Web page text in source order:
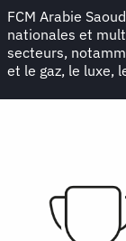
FCM Arabie
nationales et
secteurs,
et le gaz, le luxe,